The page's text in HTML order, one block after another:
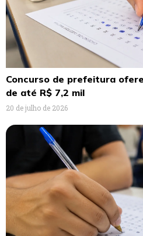
Concurso de prefeitura
de até R$ 7,2 mil
20 de julho de 2026